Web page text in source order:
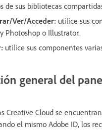
de sus bibliotecas
Ver/Acceder: utilice sus
Photoshop o Illustrator.
utilice sus componentes
general del
Creative Cloud se
el mismo Adobe ID, los